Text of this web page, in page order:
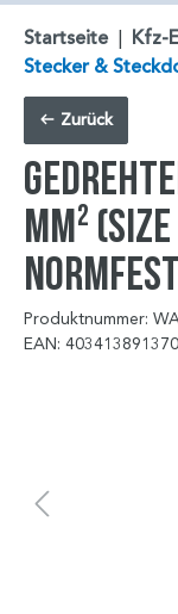
Startseite | Kfz-
Stecker &
Zurück
mm²
NORMFEST
Produktnummer:
EAN: